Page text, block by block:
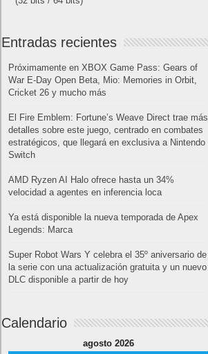
Entradas recientes
Próximamente en XBOX Game Pass: Gears of
War E-Day Open Beta, Mio: Memories in Orbit,
Cricket 26 y mucho más
El Fire Emblem: Fortune’s Weave Direct trae más
detalles sobre este juego, centrado en combates
estratégicos, que llegará en exclusiva a Nintendo
Switch
AMD Ryzen AI Halo ofrece hasta un 34%
velocidad a agentes en inferencia loca
Ya está disponible la nueva temporada de Apex
Legends: Marca
Super Robot Wars Y celebra el 35º aniversario de
la serie con una actualización gratuita y un nuevo
DLC disponible a partir de hoy
Calendario
agosto 2026